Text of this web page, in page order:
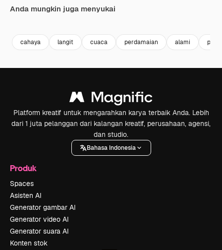
Anda mungkin juga menyukai
cahaya langit cuaca perdamaian alami
Platform kreatif untuk mengarahkan karya terbaik Anda. Lebih
dari 1 juta pelanggan dari kalangan kreatif, perusahaan, agensi,
dan studio.
Bahasa Indonesia
Produk
Spaces
Asisten AI
Generator gambar AI
Generator video AI
Generator suara AI
Konten stok